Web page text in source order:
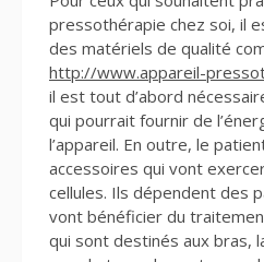
pressothérapie chez soi, il
des matériels de qualité
http://www.appareil-
il est tout d’abord
qui pourrait fournir de
l’appareil. En outre, le
accessoires qui vont
cellules. Ils dépendent des
vont bénéficier du
qui sont destinés aux bras,